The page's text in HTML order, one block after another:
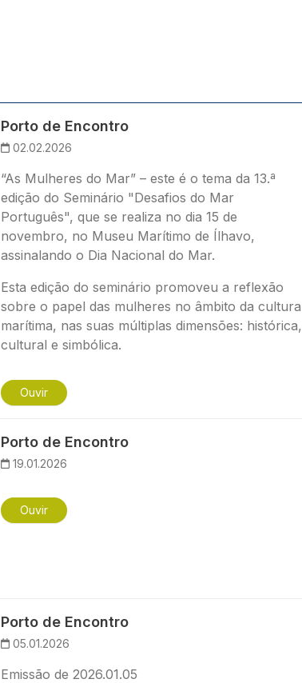
Porto de Encontro
02.02.2026
“As Mulheres do Mar” – este é o tema da 13.ª
edição do Seminário "Desafios do Mar
Português", que se realiza no dia 15 de
novembro, no Museu Marítimo de Ílhavo,
assinalando o Dia Nacional do Mar.
Esta edição do seminário promoveu a reflexão
sobre o papel das mulheres no âmbito da cultura
marítima, nas suas múltiplas dimensões: histórica,
cultural e simbólica.
Ouvir
Porto de Encontro
19.01.2026
Ouvir
Porto de Encontro
05.01.2026
Emissão de 2026.01.05